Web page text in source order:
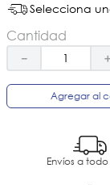
Selecciona
Cantidad
＋
－
Agregar al
Envíos a